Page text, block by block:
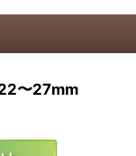
〜27mm